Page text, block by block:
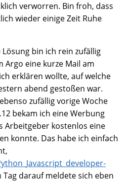
verworren. Bin froh, dass
wieder einige Zeit Ruhe
bin ich rein zufällig
Argo eine kurze Mail am
erklären wollte, auf welche
abend gestoßen war.
zufällig vorige Woche
bekam ich eine Werbung
Arbeitgeber kostenlos eine
konnte. Das habe ich einfach
Tag darauf meldete sich eben